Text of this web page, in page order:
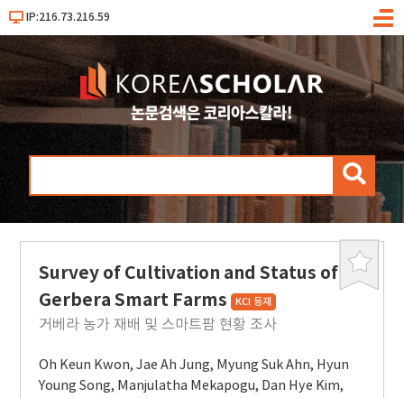
IP:216.73.216.59
메
검
북
Survey of Cultivation and Status of
Gerbera Smart Farms KCI 등재
거베라 농가 재배 및 스마트팜 현황 조사
Oh Keun Kwon,Jae Ah Jung, Myung Suk Ahn, Hyun
Young Song, Manjulatha Mekapogu, Dan Hye Kim,